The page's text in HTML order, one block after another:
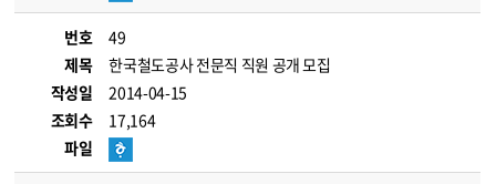
번호
49
제목
한국철도공사 전문직 직원 공개 모집
작성일
2014-04-15
조회수
17,164
파일